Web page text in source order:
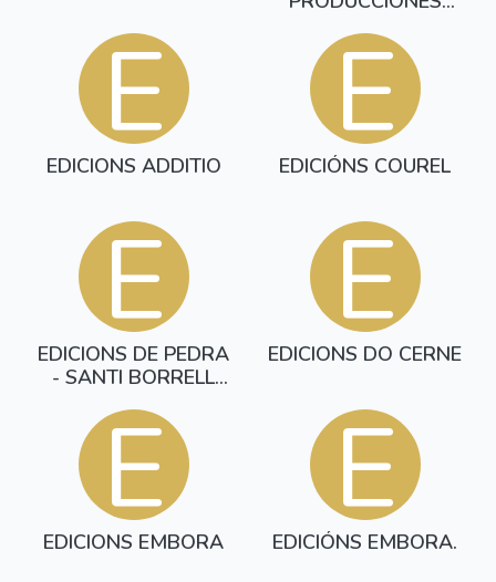
E
EDICIONS ADDITIO E
EDICIÓNS COUREL
E
EDICIONS DE PEDRA
- SANTI BORRELL
E
EDICIONS DO CERNE
E
EDICIONS EMBORA E
EDICIÓNS EMBORA.